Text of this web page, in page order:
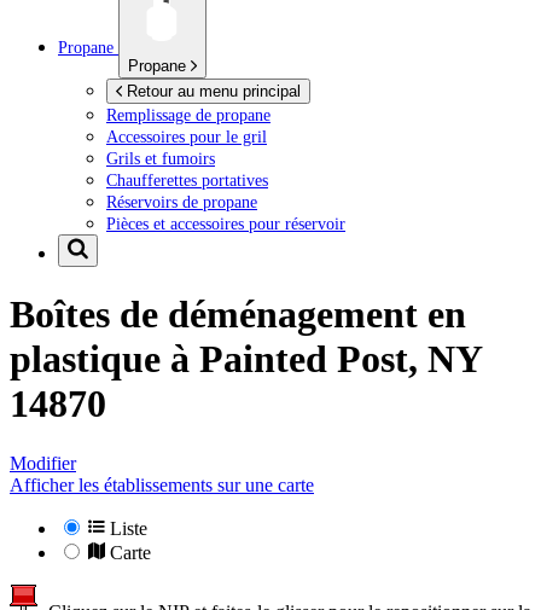
Propane
Propane
Retour au menu principal
Remplissage de propane
Accessoires pour le gril
Grils et fumoirs
Chaufferettes portatives
Réservoirs de propane
Pièces et accessoires pour réservoir
Boîtes de déménagement en
plastique à Painted Post, NY
14870
Modifier
Afficher les établissements sur une carte
Liste
Carte